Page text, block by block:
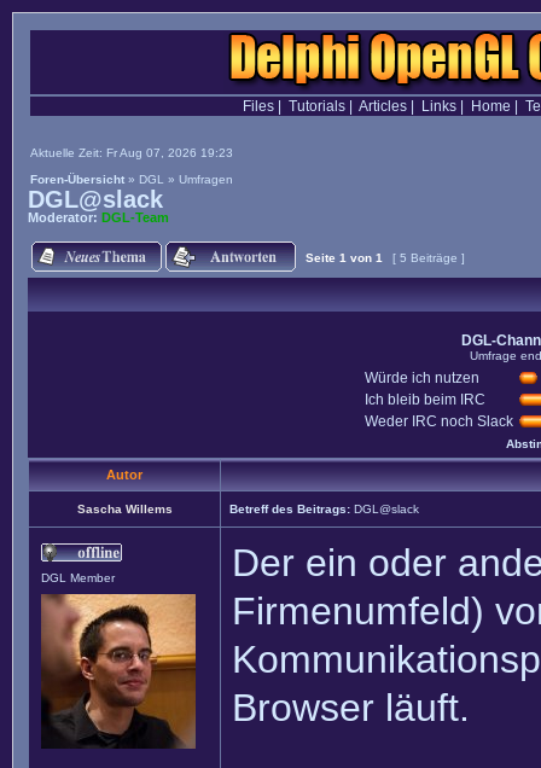
Files| Tutorials| Articles| Links| Home
Aktuelle Zeit: Fr Aug 07, 2026 19:23
Foren-Übersicht » DGL » Umfragen
DGL@slack
Moderator: DGL-Team
Seite 1 von 1 [ 5 Beiträge ]
DGL-
Umfrage
Würde ich nutzen
Ich bleib beim IRC
Weder IRC noch Slack
Autor
Sascha Willems Betreff des Beitrags: DGL@slack
DGL Member
Der ein oder
Firmenumfeld)
Browser läuft.